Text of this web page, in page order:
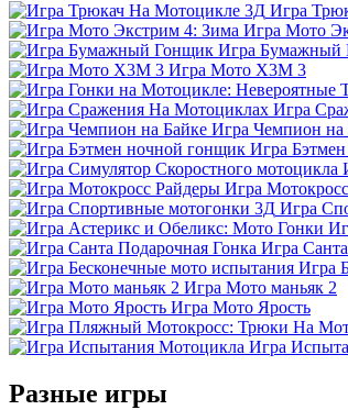
Игра
Игра Мото
Игра Бумажный
Игра Мото Х3М 3
Игра
Игра Чемпион на
Игра
Игра
Игра
Игра
Игра
Игра Мото маньяк 2
Игра Мото Ярость
Игра
Разные игры